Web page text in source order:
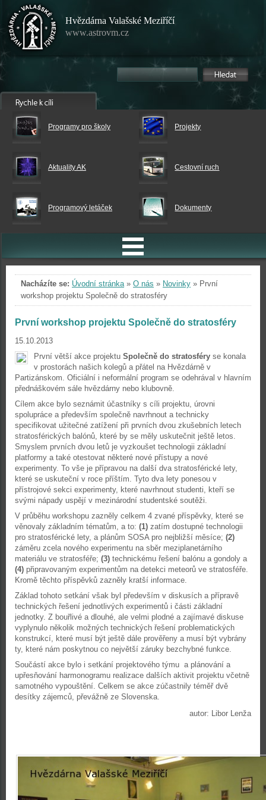
Hvězdárna Valašské Meziříčí
www.astrovm.cz
Programy pro školy Projekty
Aktuality AK Cestovní ruch
Programový letáček Dokumenty
Nacházíte se: Úvodní stránka» O nás » Novinky » První
workshop projektu Společně do stratosféry
První workshop projektu Společně do stratosféry
15.10.2013
První větší akce projektu Společně do stratosféry se konala
v prostorách našich kolegů a přátel na Hvězdárně v
Partizánskom. Oficiální i neformální program se odehrával v hlavním
přednáškovém sále hvězdárny nebo klubovně.
Cílem akce bylo seznámit účastníky s cíli projektu, úrovni
spolupráce a především společně navrhnout a technicky
specifikovat užitečné zatížení při prvních dvou zkušebních letech
stratosférických balónů, které by se měly uskutečnit ještě letos.
Smyslem prvních dvou letů je vyzkoušet technologii základní
platformy a také otestovat některé nové přístupy a nové
experimenty. To vše je přípravou na další dva stratosférické lety,
které se uskuteční v roce příštím. Tyto dva lety ponesou v
přístrojové sekci experimenty, které navrhnout studenti, kteří se
svými nápady uspějí v mezinárodní studentské soutěži.
V průběhu workshopu zazněly celkem 4 zvané příspěvky, které se
věnovaly základním tématům, a to: (1) zatím dostupné technologii
pro stratosférické lety, a plánům SOSA pro nejbližší měsíce; (2)
záměru zcela nového experimentu na sběr meziplanetárního
materiálu ve stratosféře; (3) technickému řešení balónu a gondoly a
(4) připravovaným experimentům na detekci meteorů ve stratosféře.
Kromě těchto příspěvků zazněly kratší informace.
Základ tohoto setkání však byl především v diskusích a přípravě
technických řešení jednotlivých experimentů i části základní
jednotky. Z bouřlivé a dlouhé, ale velmi plodné a zajímavé diskuse
vyplynulo několik možných technických řešení problematických
konstrukcí, které musí být ještě dále prověřeny a musí být vybrány
ty, které nám poskytnou co největší záruky bezchybné funkce.
Součástí akce bylo i setkání projektového týmu a plánování a
upřesňování harmonogramu realizace dalších aktivit projektu včetně
samotného vypouštění. Celkem se akce zúčastnily téměř dvě
desítky zájemců, převážně ze Slovenska.
autor: Libor Lenža